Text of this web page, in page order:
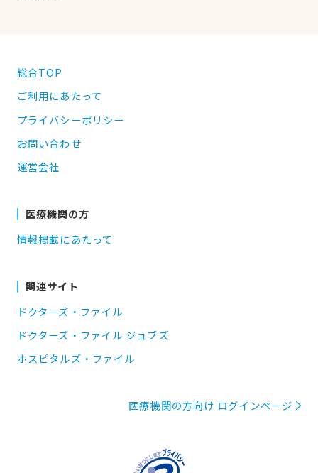
総合TOP
ご利用にあたって
プライバシーポリシー
お問い合わせ
運営会社
医療機関の方
情報掲載にあたって
関連サイト
ドクターズ・ファイル
ドクターズ・ファイル ジョブズ
ホスピタルズ・ファイル
医療機関の方向け ログインページ